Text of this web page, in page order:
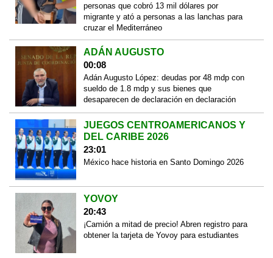
personas que cobró 13 mil dólares por
migrante y ató a personas a las lanchas para
cruzar el Mediterráneo
ADÁN AUGUSTO
00:08
Adán Augusto López: deudas por 48 mdp con
sueldo de 1.8 mdp y sus bienes que
desaparecen de declaración en declaración
JUEGOS CENTROAMERICANOS Y
DEL CARIBE 2026
23:01
México hace historia en Santo Domingo 2026
YOVOY
20:43
¡Camión a mitad de precio! Abren registro para
obtener la tarjeta de Yovoy para estudiantes